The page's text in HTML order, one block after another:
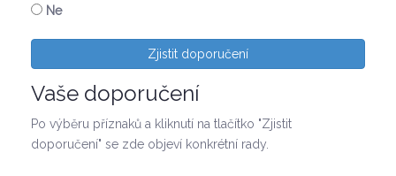
Ne
Zjistit doporučení
Vaše doporučení
Po výběru příznaků a kliknutí na tlačítko "Zjistit
doporučení" se zde objeví konkrétní rady.